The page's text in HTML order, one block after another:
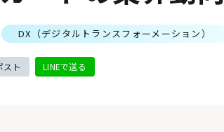
DX（デジタルトランスフォーメーション）
スト LINEで送る